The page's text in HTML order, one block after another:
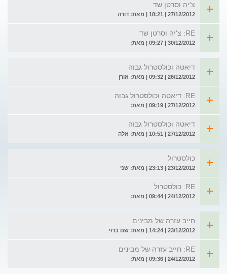
צ'יה וסרטן שד
27/12/2012 | 18:21 | מאת: דורה
RE: צ'יה וסרטן שד
30/12/2012 | 09:27 | מאת:
דיאטה וכולסטרול גבוה
26/12/2012 | 09:32 | מאת: אורן
RE: דיאטה וכולסטרול גבוה
27/12/2012 | 09:19 | מאת:
דיאטה וכולסטרול גבוה
27/12/2012 | 10:51 | מאת: אלה
כולסטרול
23/12/2012 | 23:13 | מאת: שני
RE: כולסטרול
24/12/2012 | 09:44 | מאת:
חייב עזרה של מבינים
23/12/2012 | 14:24 | מאת: שם בדוי
RE: חייב עזרה של מבינים
24/12/2012 | 09:36 | מאת: